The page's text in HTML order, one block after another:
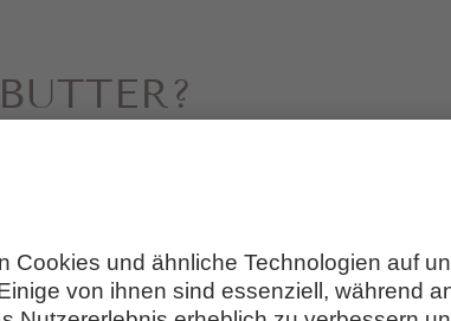
weiht euch in die Geheimnisse
cremige Bauernbutter entsteht
schlougn“ dabei spielt.